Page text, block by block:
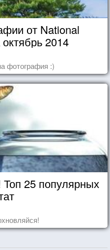
от National
2014
фотография :)
25 популярных